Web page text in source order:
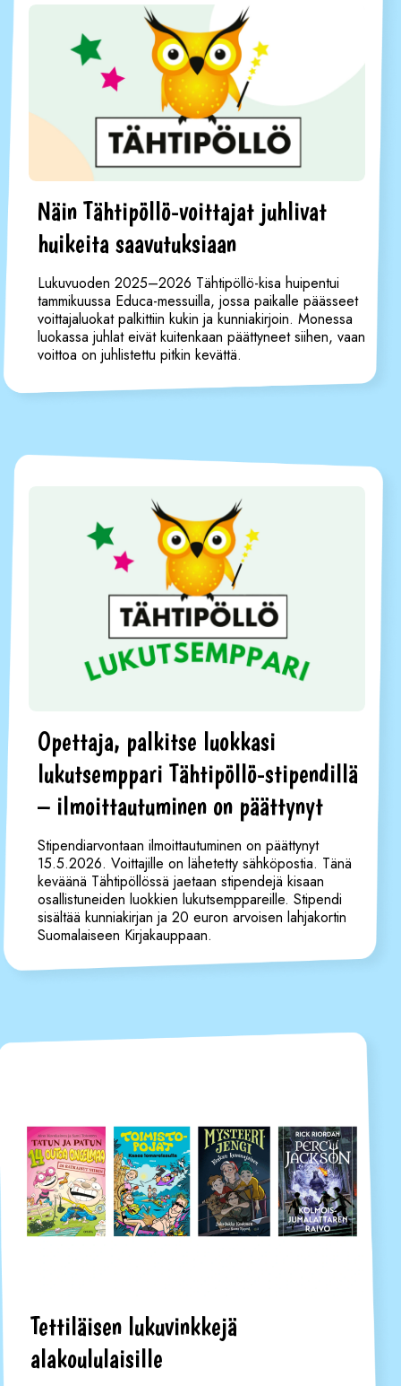
Näin Tähtipöllö-voittajat juhlivat
huikeita saavutuksiaan
Lukuvuoden 2025–2026 Tähtipöllö-kisa huipentui
tammikuussa Educa-messuilla, jossa paikalle päässeet
voittajaluokat palkittiin kukin ja kunniakirjoin. Monessa
luokassa juhlat eivät kuitenkaan päättyneet siihen, vaan
voittoa on juhlistettu pitkin kevättä.
Opettaja, palkitse luokkasi
lukutsemppari Tähtipöllö-stipendillä
– ilmoittautuminen on päättynyt
Stipendiarvontaan ilmoittautuminen on päättynyt
15.5.2026. Voittajille on lähetetty sähköpostia. Tänä
keväänä Tähtipöllössä jaetaan stipendejä kisaan
osallistuneiden luokkien lukutsemppareille. Stipendi
sisältää kunniakirjan ja 20 euron arvoisen lahjakortin
Suomalaiseen Kirjakauppaan.
Tettiläisen lukuvinkkejä
alakoululaisille